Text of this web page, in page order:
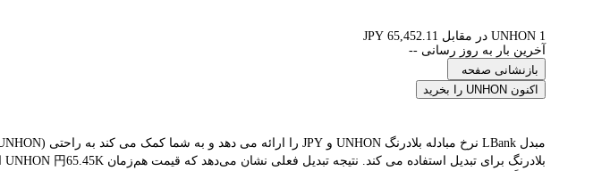
1 UNHON در مقابل 65,452.11 JPY
آخرین بار به روز رسانی --
بازنشانی صفحه
اکنون UNHON را بخرید